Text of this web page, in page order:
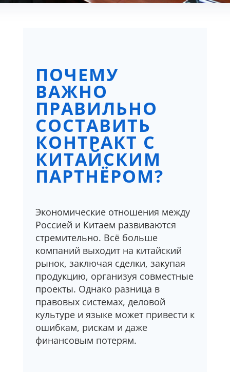
ПОЧЕМУ
ВАЖНО
ПРАВИЛЬНО
СОСТАВИТЬ
КОНТРАКТ С
КИТАЙСКИМ
ПАРТНЁРОМ?
Экономические отношения между
Россией и Китаем развиваются
стремительно. Всё больше
компаний выходит на китайский
рынок, заключая сделки, закупая
продукцию, организуя совместные
проекты. Однако разница в
правовых системах, деловой
культуре и языке может привести к
ошибкам, рискам и даже
финансовым потерям.